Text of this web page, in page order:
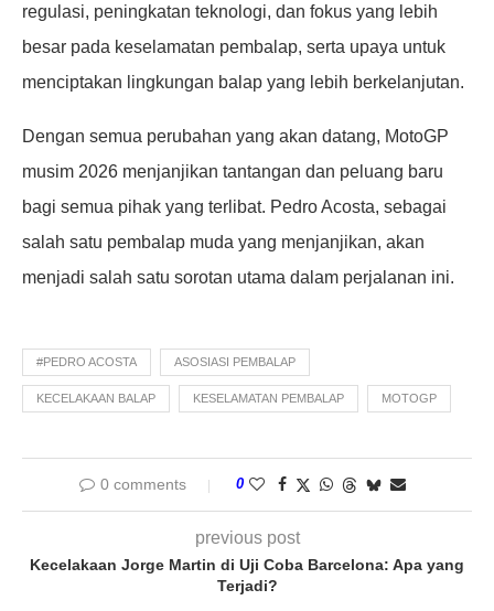
regulasi, peningkatan teknologi, dan fokus yang lebih
besar pada keselamatan pembalap, serta upaya untuk
menciptakan lingkungan balap yang lebih berkelanjutan.
Dengan semua perubahan yang akan datang, MotoGP
musim 2026 menjanjikan tantangan dan peluang baru
bagi semua pihak yang terlibat. Pedro Acosta, sebagai
salah satu pembalap muda yang menjanjikan, akan
menjadi salah satu sorotan utama dalam perjalanan ini.
#PEDRO ACOSTA ASOSIASI PEMBALAP
KECELAKAAN BALAP KESELAMATAN PEMBALAP MOTOGP
0 comments 0
previous post
Kecelakaan Jorge Martin di Uji Coba Barcelona: Apa yang
Terjadi?